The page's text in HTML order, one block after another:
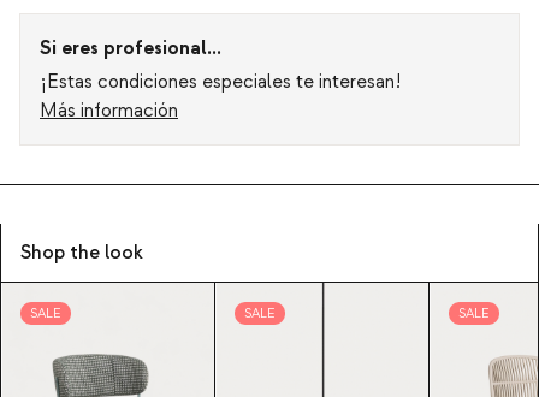
Si eres profesional...
¡Estas condiciones especiales te interesan!
Más información
Shop the look
SALE SALE SALE